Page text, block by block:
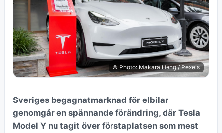
© Photo: Makara Heng / Pexels
Sveriges begagnatmarknad för elbilar
genomgår en spännande förändring, där Tesla
Model Y nu tagit över förstaplatsen som mest